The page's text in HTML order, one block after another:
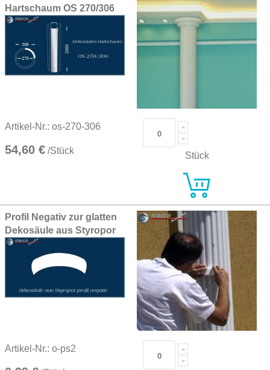
Hartschaum OS 270/306
Artikel-Nr.: os-270-306
54,60 € /Stück Stück
Profil Negativ zur glatten
Dekosäule aus Styropor
Artikel-Nr.: o-ps2